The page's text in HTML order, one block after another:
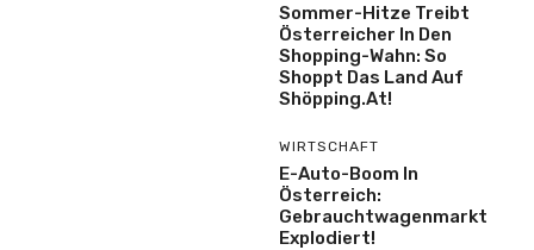
Sommer-Hitze Treibt
Österreicher In Den
Shopping-Wahn: So
Shoppt Das Land Auf
Shöpping.at!
WIRTSCHAFT
E-Auto-Boom In
Österreich:
Gebrauchtwagenmarkt
Explodiert!